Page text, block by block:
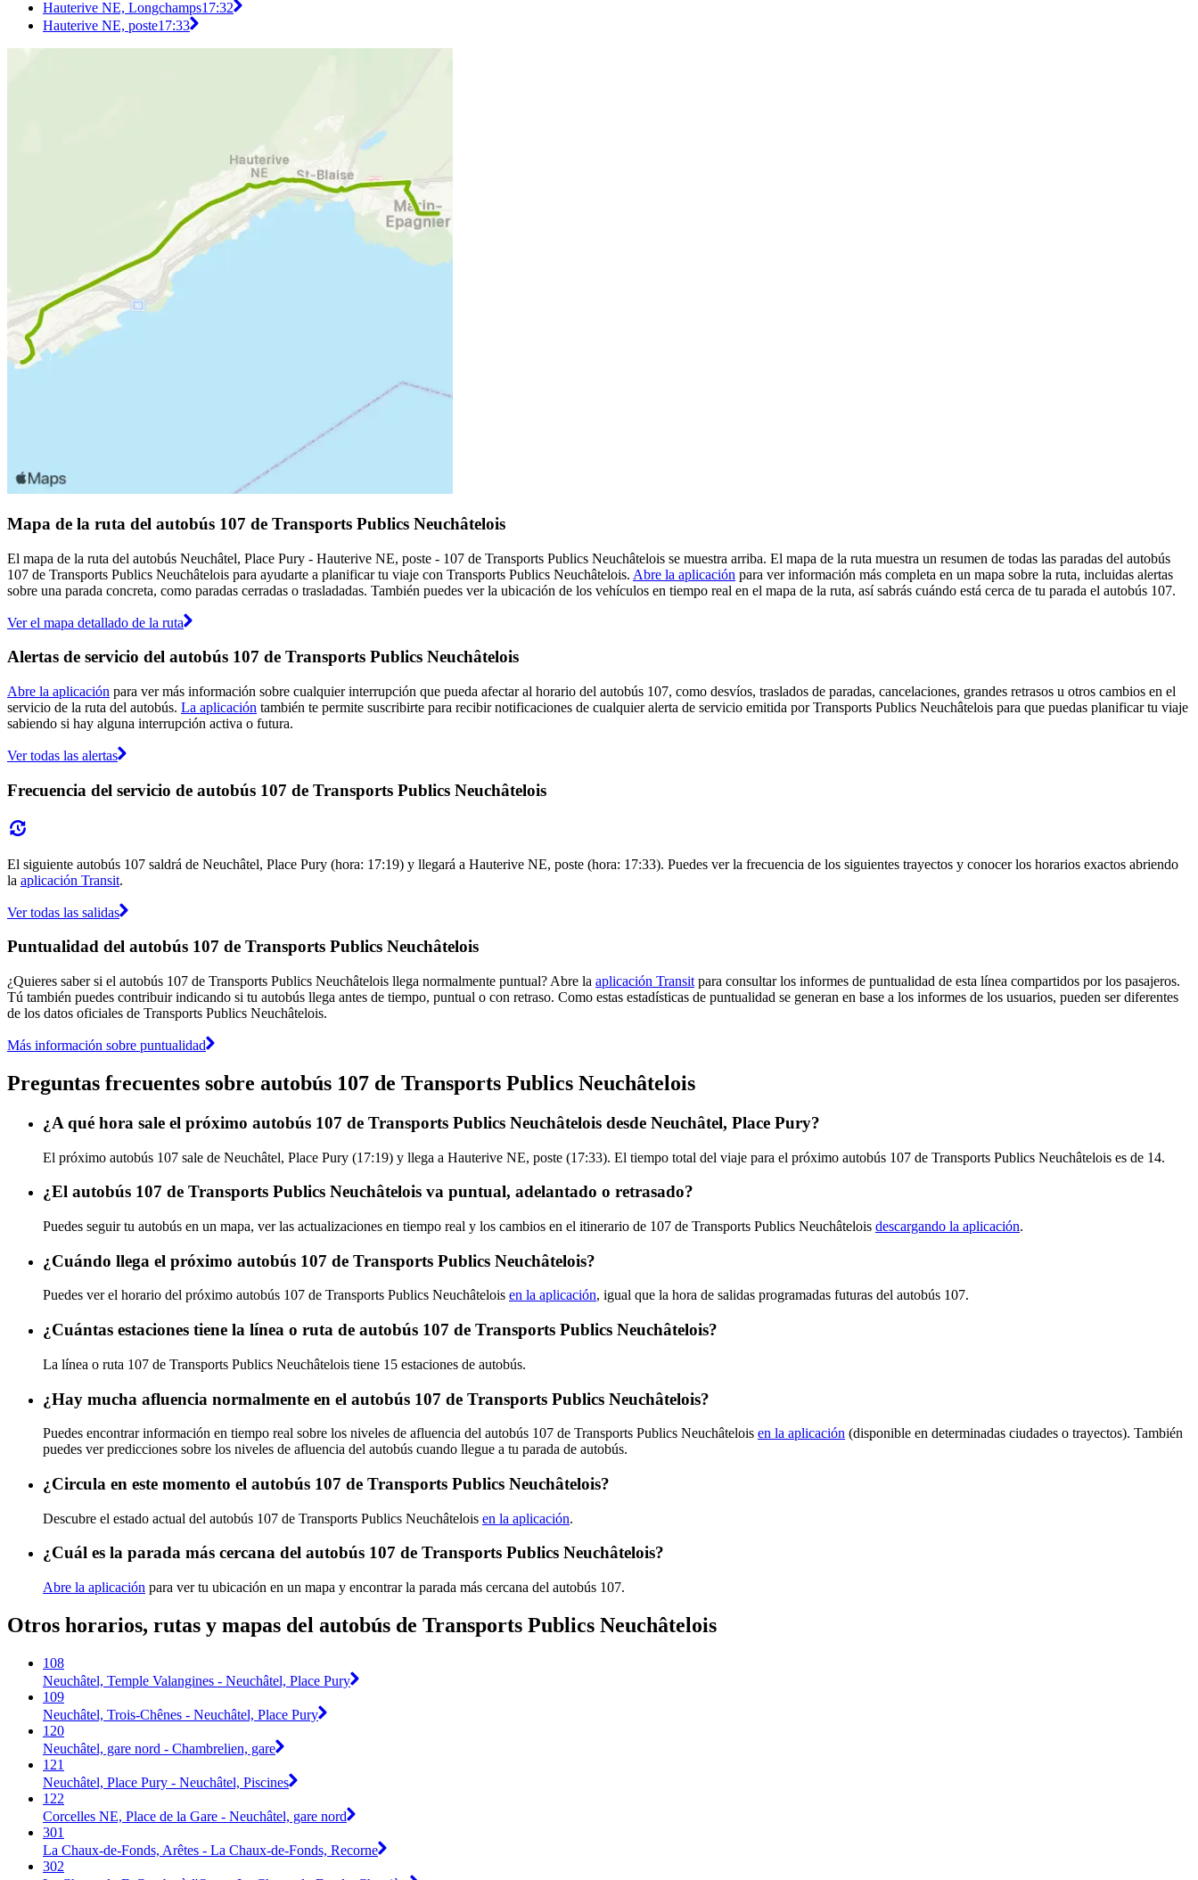
Hauterive NE, Longchamps17:32
Hauterive NE, poste17:33
Mapa de la ruta del autobús 107 de Transports Publics Neuchâtelois
El mapa de la ruta del autobús Neuchâtel, Place Pury - Hauterive NE, poste - 107 de Transports Publics Neuchâtelois se muestra arriba. El mapa de la ruta muestra un resumen de todas las paradas del autobús
107 de Transports Publics Neuchâtelois para ayudarte a planificar tu viaje con Transports Publics Neuchâtelois. Abre la aplicación para ver información más completa en un mapa sobre la ruta, incluidas alertas
sobre una parada concreta, como paradas cerradas o trasladadas. También puedes ver la ubicación de los vehículos en tiempo real en el mapa de la ruta, así sabrás cuándo está cerca de tu parada el autobús 107.
Ver el mapa detallado de la ruta
Alertas de servicio del autobús 107 de Transports Publics Neuchâtelois
Abre la aplicación para ver más información sobre cualquier interrupción que pueda afectar al horario del autobús 107, como desvíos, traslados de paradas, cancelaciones, grandes retrasos u otros cambios en el
servicio de la ruta del autobús. La aplicación también te permite suscribirte para recibir notificaciones de cualquier alerta de servicio emitida por Transports Publics Neuchâtelois para que puedas planificar tu viaje
sabiendo si hay alguna interrupción activa o futura.
Ver todas las alertas
Frecuencia del servicio de autobús 107 de Transports Publics Neuchâtelois
El siguiente autobús 107 saldrá de Neuchâtel, Place Pury (hora: 17:19) y llegará a Hauterive NE, poste (hora: 17:33). Puedes ver la frecuencia de los siguientes trayectos y conocer los horarios exactos abriendo
la aplicación Transit.
Ver todas las salidas
Puntualidad del autobús 107 de Transports Publics Neuchâtelois
¿Quieres saber si el autobús 107 de Transports Publics Neuchâtelois llega normalmente puntual? Abre la aplicación Transit para consultar los informes de puntualidad de esta línea compartidos por los pasajeros.
Tú también puedes contribuir indicando si tu autobús llega antes de tiempo, puntual o con retraso. Como estas estadísticas de puntualidad se generan en base a los informes de los usuarios, pueden ser diferentes
de los datos oficiales de Transports Publics Neuchâtelois.
Más información sobre puntualidad
Preguntas frecuentes sobre autobús 107 de Transports Publics Neuchâtelois
¿A qué hora sale el próximo autobús 107 de Transports Publics Neuchâtelois desde Neuchâtel, Place Pury?
El próximo autobús 107 sale de Neuchâtel, Place Pury (17:19) y llega a Hauterive NE, poste (17:33). El tiempo total del viaje para el próximo autobús 107 de Transports Publics Neuchâtelois es de 14.
¿El autobús 107 de Transports Publics Neuchâtelois va puntual, adelantado o retrasado?
Puedes seguir tu autobús en un mapa, ver las actualizaciones en tiempo real y los cambios en el itinerario de 107 de Transports Publics Neuchâtelois descargando la aplicación.
¿Cuándo llega el próximo autobús 107 de Transports Publics Neuchâtelois?
Puedes ver el horario del próximo autobús 107 de Transports Publics Neuchâtelois en la aplicación, igual que la hora de salidas programadas futuras del autobús 107.
¿Cuántas estaciones tiene la línea o ruta de autobús 107 de Transports Publics Neuchâtelois?
La línea o ruta 107 de Transports Publics Neuchâtelois tiene 15 estaciones de autobús.
¿Hay mucha afluencia normalmente en el autobús 107 de Transports Publics Neuchâtelois?
Puedes encontrar información en tiempo real sobre los niveles de afluencia del autobús 107 de Transports Publics Neuchâtelois en la aplicación (disponible en determinadas ciudades o trayectos). También
puedes ver predicciones sobre los niveles de afluencia del autobús cuando llegue a tu parada de autobús.
¿Circula en este momento el autobús 107 de Transports Publics Neuchâtelois?
Descubre el estado actual del autobús 107 de Transports Publics Neuchâtelois en la aplicación.
¿Cuál es la parada más cercana del autobús 107 de Transports Publics Neuchâtelois?
Abre la aplicación para ver tu ubicación en un mapa y encontrar la parada más cercana del autobús 107.
Otros horarios, rutas y mapas del autobús de Transports Publics Neuchâtelois
108
Neuchâtel, Temple Valangines - Neuchâtel, Place Pury
109
Neuchâtel, Trois-Chênes - Neuchâtel, Place Pury
120
Neuchâtel, gare nord - Chambrelien, gare
121
Neuchâtel, Place Pury - Neuchâtel, Piscines
122
Corcelles NE, Place de la Gare - Neuchâtel, gare nord
301
La Chaux-de-Fonds, Arêtes - La Chaux-de-Fonds, Recorne
302